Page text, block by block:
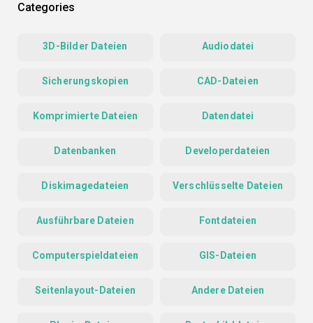
Categories
3D-Bilder Dateien Audiodatei
Sicherungskopien CAD-Dateien
Komprimierte Dateien Datendatei
Datenbanken Developerdateien
Diskimagedateien Verschlüsselte Dateien
Ausführbare Dateien Fontdateien
Computerspieldateien GIS-Dateien
Seitenlayout-Dateien Andere Dateien